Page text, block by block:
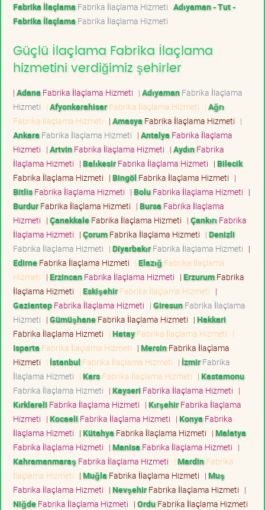
Fabrika İlaçlama Fabrika İlaçlama Hizmeti Adıyaman - Tut -
Fabrika İlaçlama Fabrika İlaçlama Hizmeti
Güçlü İlaçlama Fabrika İlaçlama
hizmetini verdiğimiz şehirler
| Adana Fabrika İlaçlama Hizmeti | AdıyamanFabrika İlaçlama
Hizmeti | AfyonkarahisarFabrika İlaçlama Hizmeti | Ağrı
Fabrika İlaçlama Hizmeti | Amasya Fabrika İlaçlama Hizmeti |
Ankara Fabrika İlaçlama Hizmeti | Antalya Fabrika İlaçlama
Hizmeti | ArtvinFabrika İlaçlama Hizmeti | AydınFabrika
İlaçlama Hizmeti | BalıkesirFabrika İlaçlama Hizmeti | Bilecik
Fabrika İlaçlama Hizmeti | Bingöl Fabrika İlaçlama Hizmeti |
BitlisFabrika İlaçlama Hizmeti | BoluFabrika İlaçlama Hizmeti |
BurdurFabrika İlaçlama Hizmeti | Bursa Fabrika İlaçlama
Hizmeti | ÇanakkaleFabrika İlaçlama Hizmeti | Çankırı Fabrika
İlaçlama Hizmeti | ÇorumFabrika İlaçlama Hizmeti | Denizli
Fabrika İlaçlama Hizmeti | DiyarbakırFabrika İlaçlama Hizmeti |
EdirneFabrika İlaçlama Hizmeti | Elazığ Fabrika İlaçlama
Hizmeti | ErzincanFabrika İlaçlama Hizmeti | ErzurumFabrika
İlaçlama Hizmeti | EskişehirFabrika İlaçlama Hizmeti |
GaziantepFabrika İlaçlama Hizmeti | GiresunFabrika İlaçlama
Hizmeti | GümüşhaneFabrika İlaçlama Hizmeti | Hakkari
Fabrika İlaçlama Hizmeti | HatayFabrika İlaçlama Hizmeti |
Isparta Fabrika İlaçlama Hizmeti | MersinFabrika İlaçlama
Hizmeti | İstanbul Fabrika İlaçlama Hizmeti | İzmirFabrika
İlaçlama Hizmeti | KarsFabrika İlaçlama Hizmeti | Kastamonu
Fabrika İlaçlama Hizmeti | Kayseri Fabrika İlaçlama Hizmeti |
Kırklareli Fabrika İlaçlama Hizmeti | KırşehirFabrika İlaçlama
Hizmeti | Kocaeli Fabrika İlaçlama Hizmeti | Konya Fabrika
İlaçlama Hizmeti | Kütahya Fabrika İlaçlama Hizmeti | Malatya
Fabrika İlaçlama Hizmeti | Manisa Fabrika İlaçlama Hizmeti |
Kahramanmaraş Fabrika İlaçlama Hizmeti | MardinFabrika
İlaçlama Hizmeti | Muğla Fabrika İlaçlama Hizmeti | Muş
Fabrika İlaçlama Hizmeti | NevşehirFabrika İlaçlama Hizmeti |
NiğdeFabrika İlaçlama Hizmeti | OrduFabrika İlaçlama Hizmeti